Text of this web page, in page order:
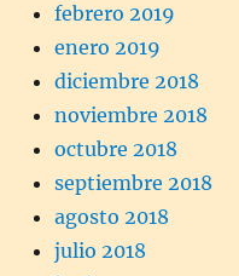
febrero 2019
enero 2019
diciembre 2018
noviembre 2018
octubre 2018
septiembre 2018
agosto 2018
julio 2018